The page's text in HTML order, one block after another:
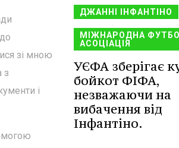
зі мною
з
і
ДЖАННІ ІНФАНТІНО
МІЖНАРОДНА
АСОЦІАЦІЯ
УЄФА зберігає
бойкот ФІФА,
незважаючи на
вибачення від
Інфантіно.